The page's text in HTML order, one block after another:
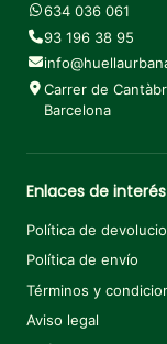
634 036 061
93 196 38 95
Carrer de
Barcelona
Enlaces de interés
Política de
Política de envío
Términos y
Aviso legal